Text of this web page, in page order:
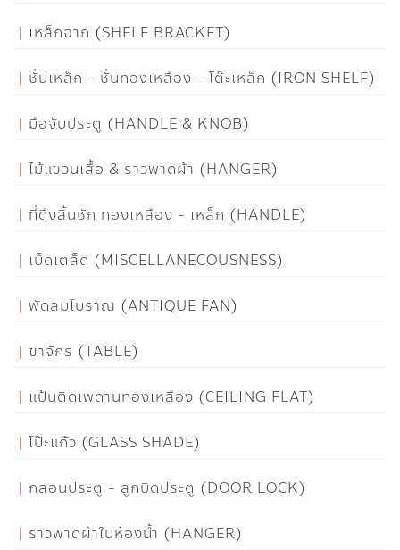
เหล็กฉาก (SHELF BRACKET)
ชั้นเหล็ก - ชั้นทองเหลือง - โต๊ะเหล็ก (IRON SHELF)
มือจับประตู (HANDLE & KNOB)
ไม้แขวนเสื้อ & ราวพาดผ้า (HANGER)
ที่ดึงลิ้นชัก ทองเหลือง - เหล็ก (HANDLE)
เบ็ดเตล็ด (MISCELLANECOUSNESS)
พัดลมโบราณ (ANTIQUE FAN)
ขาจักร (TABLE)
แป้นติดเพดานทองเหลือง (CEILING FLAT)
โป๊ะแก้ว (GLASS SHADE)
กลอนประตู - ลูกบิดประตู (DOOR LOCK)
ราวพาดผ้าในห้องน้ำ (HANGER)